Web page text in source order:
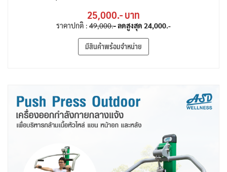
25,000.- บาท
ราคาปกติ : 49,000.-ลดสูงสุด 24,000.-
มีสินค้าพร้อมจำหน่าย